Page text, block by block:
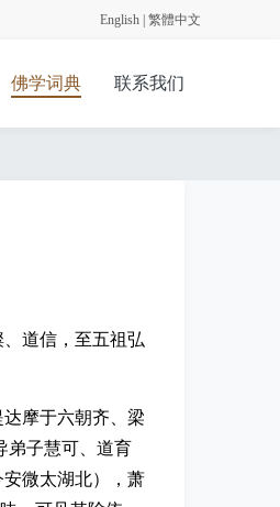
English 繁體中文
佛学词典 联系我们
道信，至五祖弘
摩于六朝齐、梁
弟子慧可、道育
微太湖北），萧